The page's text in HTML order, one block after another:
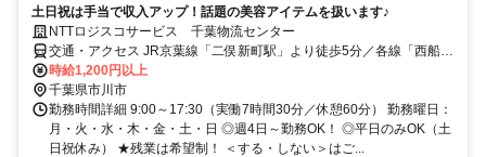
土日祝は手当で収入アップ！話題の美容アイテムを扱います♪
NTTロジスコサービス 千葉物流センター
交通・アクセス JR京葉線「二俣新町駅」より徒歩5分／各線「西船橋
駅」より自転車で約9分
時給1,200円以上
千葉県市川市
勤務時間詳細 9:00～17:30（実働7時間30分／休憩60分） 勤務曜日：
月・火・水・木・金・土・日 ◎週4日～勤務OK！ ◎平日のみOK（土
日祝休み） ★残業は希望制！ ＜する・しない＞はご...